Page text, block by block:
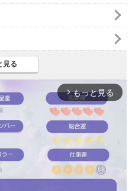
見る
arrow_forward_ios もっと見る